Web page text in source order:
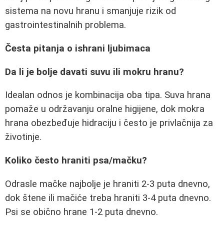
sistema na novu hranu i smanjuje rizik od
gastrointestinalnih problema.
Česta pitanja o ishrani ljubimaca
Da li je bolje davati suvu ili mokru hranu?
Idealan odnos je kombinacija oba tipa. Suva hrana
pomaže u održavanju oralne higijene, dok mokra
hrana obezbeđuje hidraciju i često je privlačnija za
životinje.
Koliko često hraniti psa/mačku?
Odrasle mačke najbolje je hraniti 2-3 puta dnevno,
dok štene ili mačiće treba hraniti 3-4 puta dnevno.
Psi se obično hrane 1-2 puta dnevno.